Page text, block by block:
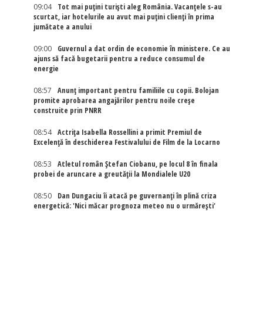
09:04
Tot mai puțini turiști aleg România. Vacanțele s-au
scurtat, iar hotelurile au avut mai puțini clienți în prima
jumătate a anului
09:00
Guvernul a dat ordin de economie în ministere. Ce au
ajuns să facă bugetarii pentru a reduce consumul de
energie
08:57
Anunț important pentru familiile cu copii. Bolojan
promite aprobarea angajărilor pentru noile creșe
construite prin PNRR
08:54
Actriţa Isabella Rossellini a primit Premiul de
Excelenţă în deschiderea Festivalului de Film de la Locarno
08:53
Atletul român Ștefan Ciobanu, pe locul 8 în finala
probei de aruncare a greutății la Mondialele U20
08:50
Dan Dungaciu îi atacă pe guvernanți în plină criza
energetică: 'Nici măcar prognoza meteo nu o urmărești'